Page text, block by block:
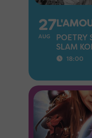
27
AUG
POETRY
SLAM
18:00